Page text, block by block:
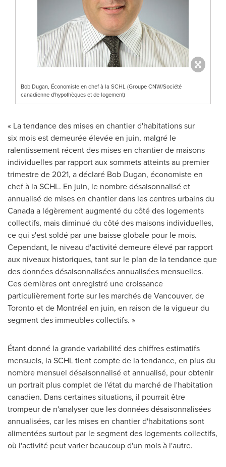
Bob Dugan, Économiste en chef à la SCHL (Groupe CNW/Société
canadienne d'hypothèques et de logement)
« La tendance des mises en chantier d'habitations sur
six mois est demeurée élevée en juin, malgré le
ralentissement récent des mises en chantier de maisons
individuelles par rapport aux sommets atteints au premier
trimestre de 2021, a déclaré Bob Dugan, économiste en
chef à la SCHL. En juin, le nombre désaisonnalisé et
annualisé de mises en chantier dans les centres urbains du
Canadaa légèrement augmenté du côté des logements
collectifs, mais diminué du côté des maisons individuelles,
ce qui s'est soldé par une baisse globale pour le mois.
Cependant, le niveau d'activité demeure élevé par rapport
aux niveaux historiques, tant sur le plan de la tendance que
des données désaisonnalisées annualisées mensuelles.
Ces dernières ont enregistré une croissance
particulièrement forte sur les marchés deVancouver, de
Torontoet de Montréal en juin, en raison de la vigueur du
segment des immeubles collectifs. »
Étant donné la grande variabilité des chiffres estimatifs
mensuels, la SCHL tient compte de la tendance, en plus du
nombre mensuel désaisonnalisé et annualisé, pour obtenir
un portrait plus complet de l'état du marché de l'habitation
canadien. Dans certaines situations, il pourrait être
trompeur de n'analyser que les données désaisonnalisées
annualisées, car les mises en chantier d'habitations sont
alimentées surtout par le segment des logements collectifs,
où l'activité peut varier beaucoup d'un mois à l'autre.